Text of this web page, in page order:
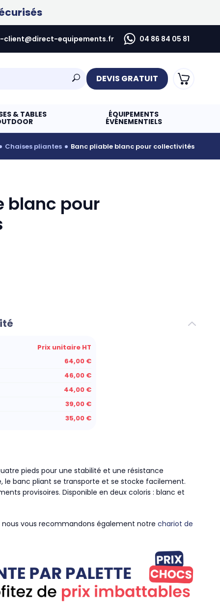
client@direct-equipements.fr 04 86 84 05 81
DEVIS GRATUIT
& TABLES ÉQUIPEMENTS
ÉVÉNEMENTIELS
chaises pliantes banc pliable blanc pour collectivités
blanc pour
Prix unitaire HT
64,00 €
46,00 €
44,00 €
39,00 €
35,00 €
pieds pour une stabilité et une résistance
le banc pliant se transporte et se stocke facilement.
provisoires. Disponible en deux coloris : blanc et
vous recommandons également notre chariot de